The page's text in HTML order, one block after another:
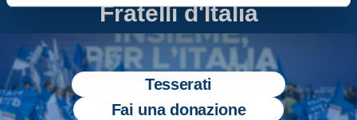
Fratelli d'Italia
Tesserati
Fai una donazione